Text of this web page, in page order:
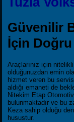
Güvenilir
İçin
Araçlarınız için
olduğunuzdan emin
hizmet veren bu
aldığı emaneti de
Nitekim Etap
bulunmaktadır ve bu
Keza sahip olduğu
husustur.